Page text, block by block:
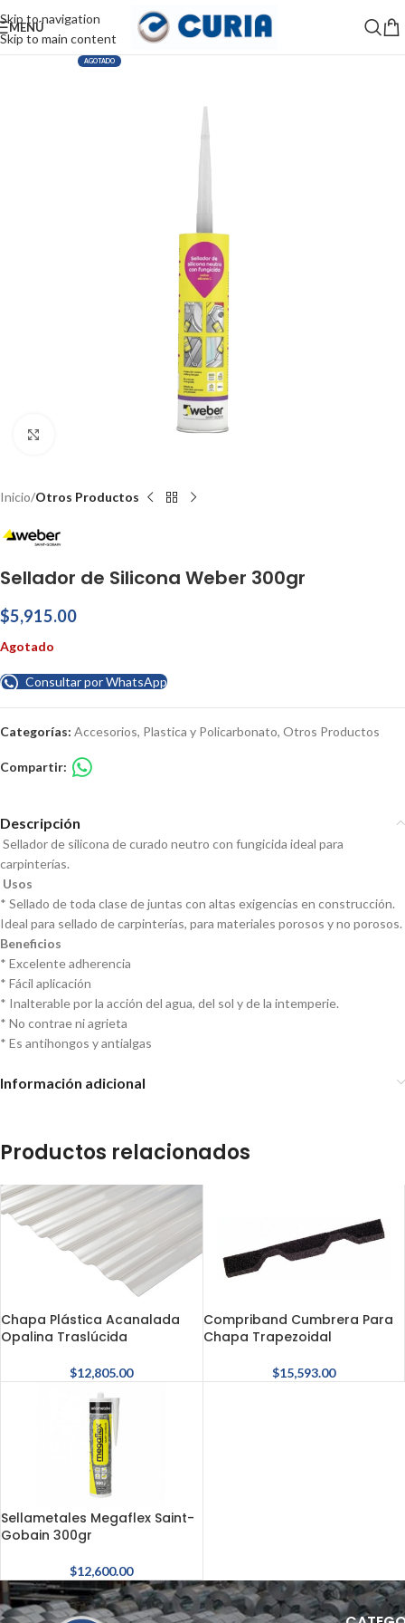
Skip to navigation
Skip to main content
MENÚ
AGOTADO
Haga Click para agrandar
Inicio Otros Productos
Sellador de Silicona Weber 300gr
$5,915.00
Agotado
Consultar por WhatsApp
Categorías: Accesorios, Plastica y Policarbonato, Otros Productos
Compartir:
Descripción
Sellador de silicona de curado neutro con fungicida ideal para
carpinterías.
Usos
* Sellado de toda clase de juntas con altas exigencias en construcción.
Ideal para sellado de carpinterías, para materiales porosos y no porosos.
Beneficios
* Excelente adherencia
* Fácil aplicación
* Inalterable por la acción del agua, del sol y de la intemperie.
* No contrae ni agrieta
* Es antihongos y antialgas
Información adicional
Productos relacionados
Chapa Plástica Acanalada
Opalina Traslúcida
$12,805.00
Compriband Cumbrera Para
Chapa Trapezoidal
$15,593.00
Sellametales Megaflex Saint-
Gobain 300gr
$12,600.00